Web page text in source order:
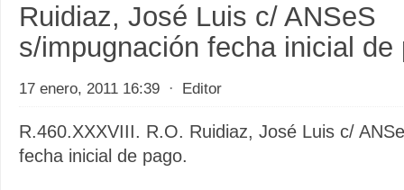
Ruidiaz, José Luis c/ ANSeS
s/impugnación fecha inicial de
17 enero, 2011 16:39 ⋅ Editor
R.460.XXXVIII. R.O. Ruidiaz, José Luis c/
fecha inicial de pago.